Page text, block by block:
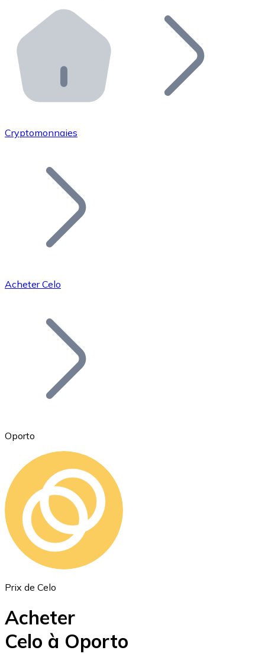
Distributeurs automatiques Bitnovo
Intégrez un ATM Bitnovo dans votre entreprise et
API Bitnovo
Intégrez notre API dans votre écosystème.
Rejoignez notre réseau de distributeurs et
Ajoutez le token de votre projet à notre service
Bitcoin
Ethereum
ETH
Cryptomonnaies
Acheter Celo
Oporto
Prix de Celo
Acheter
Celo à Oporto